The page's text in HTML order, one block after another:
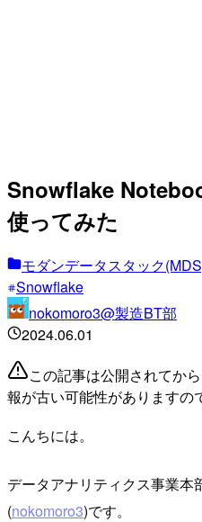
Snowflake
使ってみた
モダンデータスタック
Snowflake
nokomoro3@製造BT部
2024.06.01
この記事は公開されてか
報が古い可能性がありますの
こんちには。
データアナリティクス事業本
(nokomoro3)です。